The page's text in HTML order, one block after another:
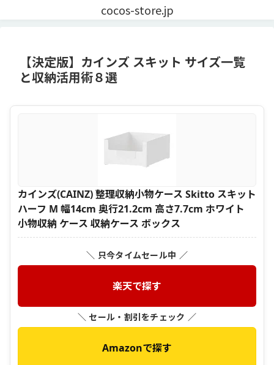
cocos-store.jp
【決定版】カインズ スキット サイズ一覧
と収納活用術８選
カインズ(CAINZ) 整理収納小物ケース Skitto スキット
ハーフ M 幅14cm 奥行21.2cm 高さ7.7cm ホワイト
小物収納 ケース 収納ケース ボックス
＼ 只今タイムセール中 ／
楽天で探す
＼ セール・割引をチェック ／
Amazonで探す